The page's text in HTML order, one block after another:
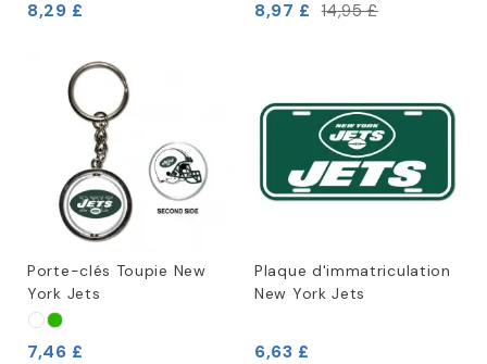
8,29 £ 8,97 £ 14,95 £
Porte-clés Toupie New
York Jets
7,46 £
Plaque d'immatriculation
New York Jets
6,63 £